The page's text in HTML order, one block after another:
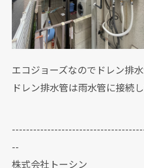
エコジョーズなのでドレン排水
ドレン排水管は雨水管に接続
--
株式会社トーシン